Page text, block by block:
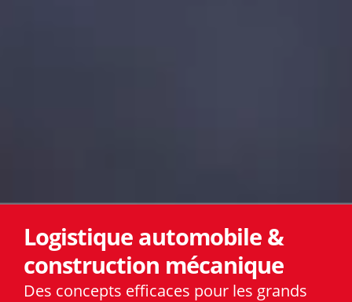
Logistique automobile &
construction mécanique
Des concepts efficaces pour les grands